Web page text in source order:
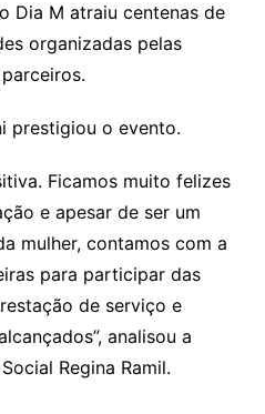
Dia M atraiu centenas de
organizadas pelas
prestigiou o evento.
Ficamos muito felizes
e apesar de ser um
mulher, contamos com a
para participar das
de serviço e
analisou a
Regina Ramil.